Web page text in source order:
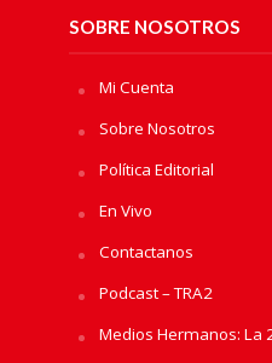
SOBRE NOSOTROS
Mi Cuenta
Sobre Nosotros
Política Editorial
En Vivo
Contactanos
Podcast – TRA2
Medios Hermanos: La